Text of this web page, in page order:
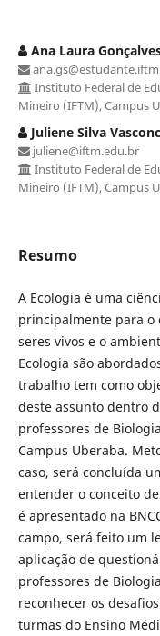
Ana Laura
Instituto Federal de
Mineiro (IFTM), Campus
Juliene Silva
juliene@iftm.edu.br
Instituto Federal de
Mineiro (IFTM), Campus
Resumo
A Ecologia é uma
principalmente para o
seres vivos e o
Ecologia são
trabalho tem como
deste assunto dentro
professores de
Campus Uberaba.
caso, será concluída
entender o conceito
é apresentado na
campo, será feito um
aplicação de
professores de
reconhecer os
turmas do Ensino